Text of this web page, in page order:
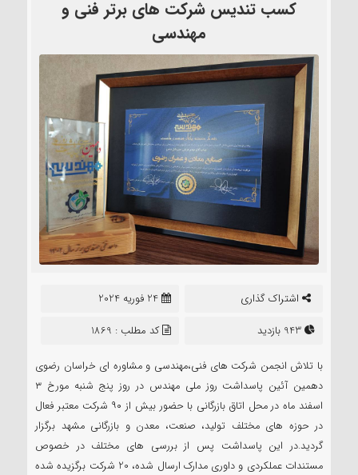
کسب تندیس شرکت های برتر فنی و
مهندسی
اشتراک گذاری
24 فوریه 2024
کد مطلب : 1869
با تلاش انجمن شرکت های فنی،مهندسی و مشاوره ای خراسان رضوی
دهمین آئین پاسداشت روز ملی مهندس در روز پنج شنبه مورخ ۳
اسفند ماه در محل اتاق بازرگانی با حضور بیش از ۹۰ شرکت معتبر فعال
در حوزه های مختلف تولید، صنعت، معدن و بازرگانی مشهد برگزار
گردید.در این پاسداشت پس از بررسی های مختلف در خصوص
مستندات عملکردی و داوری مدارک ارسال شده، 20 شرکت برگزیده شده